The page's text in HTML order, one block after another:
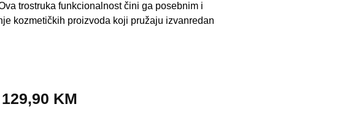
trostruka funkcionalnost čini ga posebnim i
kozmetičkih proizvoda koji pružaju izvanredan
129,90 KM